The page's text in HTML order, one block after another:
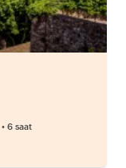
• 6 saat